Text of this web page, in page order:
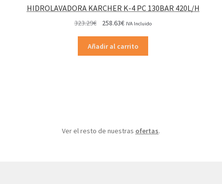
HIDROLAVADORA KARCHER K-4 PC 130BAR 420L/H
323.29€
original
era:
258.63€El
actual
es:
IVA Incluido
Añadir al carrito
Ver el resto de nuestras ofertas.